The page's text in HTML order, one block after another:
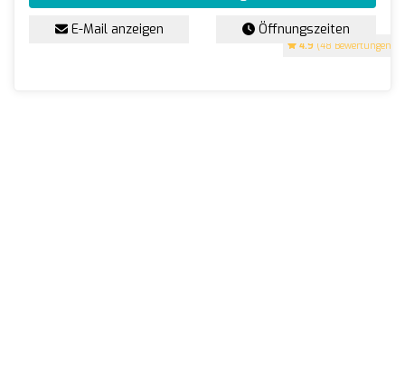
4.9 (48 Bewertungen)
E-Mail anzeigen Öffnungszeiten